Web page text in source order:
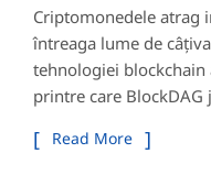
Criptomonedele atrag
întreaga lume de
tehnologiei
printre care BlockDAG
Read More